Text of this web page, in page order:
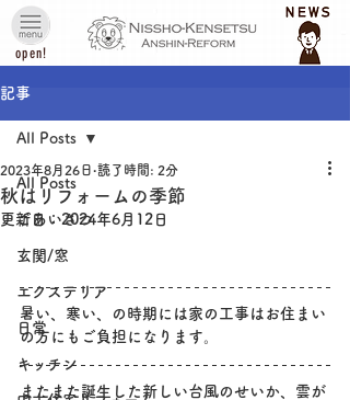
open!
記事
All Posts
ごあいさつ
玄関/窓
エクステリア
日常
キッチン
All Posts
秋はリフォームの季節
2023年8月26日 読了時間: 2分
更新日：2024年6月12日
暑い、寒い、の時期には家の工事はお住まい
の方にもご負担になります。
またまた誕生した新しい台風のせいか、雲が